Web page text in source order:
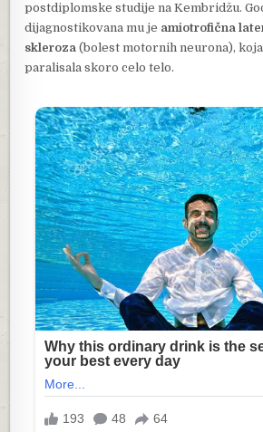
postdiplomske studije na Kembridžu.
dijagnostikovana mu je amiotrofična
skleroza (bolest motornih neurona),
paralisala skoro celo telo.